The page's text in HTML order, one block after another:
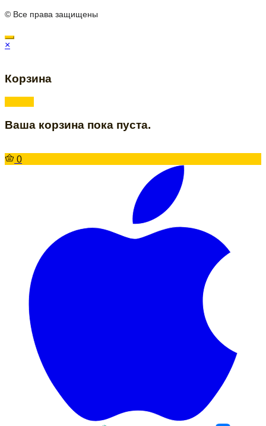
© Все права защищены
×
Корзина
Ваша корзина пока пуста.
0